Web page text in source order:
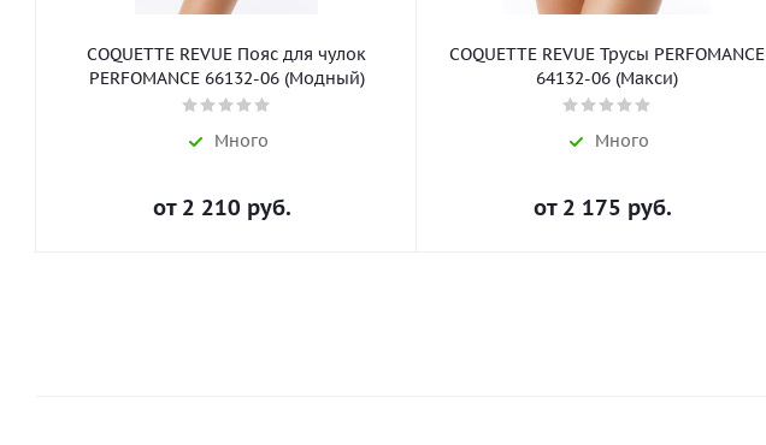
COQUETTE REVUE Пояс для чулок
PERFOMANCE 66132-06 (Модный)
Много
от 2 210 руб.
COQUETTE REVUE Трусы PERFOMANCE
64132-06 (Макси)
Много
от 2 175 руб.